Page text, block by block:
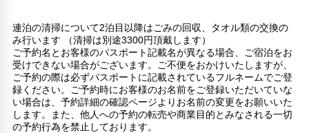
連泊の清掃について2泊目以降はごみの回収、タオル類の交換の
み行います （清掃は別途3300円頂戴します）
ご予約名とお客様のパスポート記載名が異なる場合、ご宿泊をお
受けできない場合がございます。ご不便をおかけいたしますが、
ご予約の際は必ずパスポートに記載されているフルネームでご登
録ください。ご予約時にお客様のお名前をご登録いただいていな
い場合は、予約詳細の確認ページよりお名前の変更をお願いいた
します。また、他人への予約の転売や商業目的とみなされる一切
の予約行為を禁止しております。